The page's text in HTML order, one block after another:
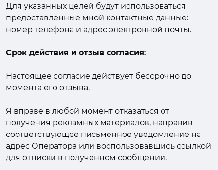
Для указанных целей будут использоваться
предоставленные мной контактные данные:
номер телефона и адрес электронной почты.
Срок действия и отзыв согласия:
Настоящее согласие действует бессрочно до
момента его отзыва.
Я вправе в любой момент отказаться от
получения рекламных материалов, направив
соответствующее письменное уведомление на
адрес Оператора или воспользовавшись ссылкой
для отписки в полученном сообщении.